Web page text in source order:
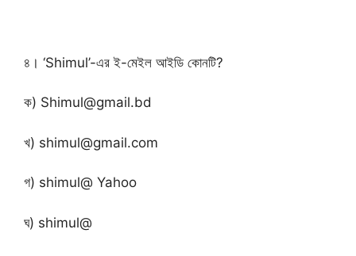
৪। ‘Shimul’-এর ই-মেইল আইডি কোনটি?
ক) Shimul@gmail.bd
খ) shimul@gmail.com
গ) shimul@ Yahoo
ঘ) shimul@